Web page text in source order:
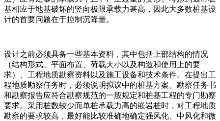
基相应于地基破坏的竖向极限承载力甚高，因此大多数桩基设
计的首要问题在于控制沉降量。
设计之前必须具备一些基本资料，其中包括上部结构的情况
（结构形式、平面布置、荷载大小以及构造和使用上的要
求）、工程地质勘察资料以及施工设备和技术条件。在提出工
程地质勘察任务时，必须说明拟议中的桩基方案。勘察任务书
和勘察报告应符合勘察规范的一般规定和桩基工程的专门勘察
要求。采用桩数较少而单桩承载力高的嵌岩桩时，对工程地质
勘察的要求较高，最好能比较准确地确定强风化、中风化和微